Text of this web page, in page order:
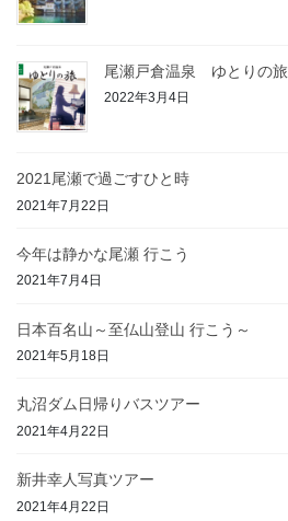
尾瀬戸倉温泉 ゆとりの旅
2022年3月4日
2021尾瀬で過ごすひと時
2021年7月22日
今年は静かな尾瀬 行こう
2021年7月4日
日本百名山～至仏山登山 行こう～
2021年5月18日
丸沼ダム日帰りバスツアー
2021年4月22日
新井幸人写真ツアー
2021年4月22日